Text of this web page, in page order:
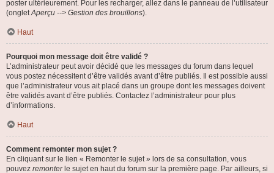
poster ultérieurement. Pour les recharger, allez dans le panneau de l’utilisateur
(ongletAperçu --> Gestion des brouillons).
Haut
Pourquoi mon message doit être validé ?
L’administrateur peut avoir décidé que les messages du forum dans lequel
vous postez nécessitent d’être validés avant d’être publiés. Il est possible aussi
que l’administrateur vous ait placé dans un groupe dont les messages doivent
être validés avant d’être publiés. Contactez l’administrateur pour plus
d’informations.
Haut
Comment remonter mon sujet ?
En cliquant sur le lien « Remonter le sujet » lors de sa consultation, vous
pouvez remonterle sujet en haut du forum sur la première page. Par ailleurs, si